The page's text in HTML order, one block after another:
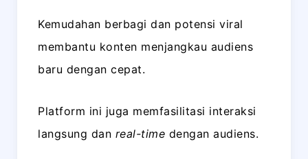
Kemudahan berbagi dan potensi viral
membantu konten menjangkau audiens
baru dengan cepat.
Platform ini juga memfasilitasi interaksi
langsung dan real-time dengan audiens.